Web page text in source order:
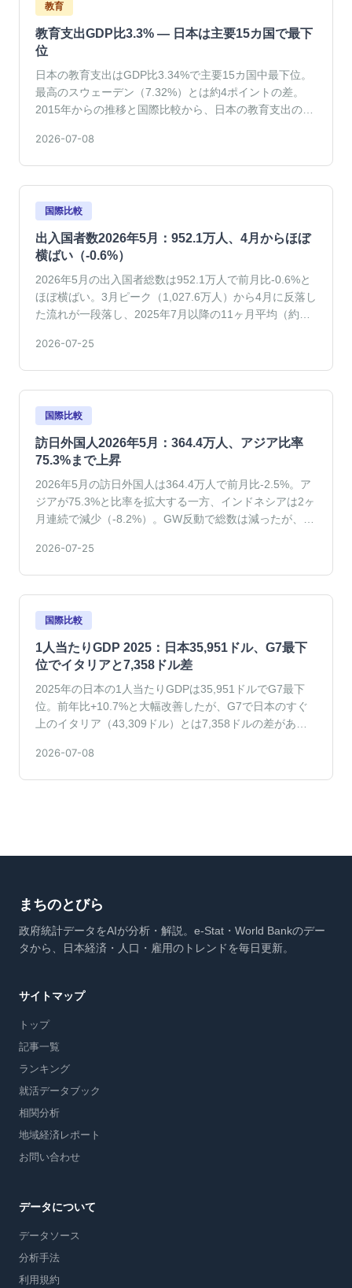
教育
教育支出GDP比3.3% — 日本は主要15カ国で最下
位
日本の教育支出はGDP比3.34%で主要15カ国中最下位。
最高のスウェーデン（7.32%）とは約4ポイントの差。
2015年からの推移と国際比較から、日本の教育支出の現
2026-07-08
国際比較
出入国者数2026年5月：952.1万人、4月からほぼ
横ばい（-0.6%）
2026年5月の出入国者総数は952.1万人で前月比-0.6%と
ほぼ横ばい。3月ピーク（1,027.6万人）から4月に反落し
た流れが一段落し、2025年7月以降の11ヶ月平均（約
2026-07-25
国際比較
訪日外国人2026年5月：364.4万人、アジア比率
75.3%まで上昇
2026年5月の訪日外国人は364.4万人で前月比-2.5%。ア
ジアが75.3%と比率を拡大する一方、インドネシアは2ヶ
月連続で減少（-8.2%）。GW反動で総数は減ったが、ア
2026-07-25
国際比較
1人当たりGDP 2025：日本35,951ドル、G7最下
位でイタリアと7,358ドル差
2025年の日本の1人当たりGDPは35,951ドルでG7最下
位。前年比+10.7%と大幅改善したが、G7で日本のすぐ
上のイタリア（43,309ドル）とは7,358ドルの差があ
リカ（90,027ドル）は9万ドル台を突破し、G7内の格差
2026-07-08
まちのとびら
政府統計データをAIが分析・解説。e-Stat・World Bankのデー
タから、日本経済・人口・雇用のトレンドを毎日更新。
サイトマップ
トップ
記事一覧
ランキング
就活データブック
相関分析
地域経済レポート
お問い合わせ
データについて
データソース
分析手法
利用規約